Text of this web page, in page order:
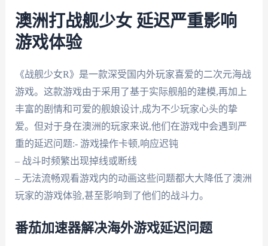
澳洲打战舰少女 延迟严重影响
游戏体验
《战舰少女R》是一款深受国内外玩家喜爱的二次元海战
游戏。这款游戏由于采用了基于实际舰船的建模,再加上
丰富的剧情和可爱的舰娘设计,成为不少玩家心头的挚
爱。但对于身在澳洲的玩家来说,他们在游戏中会遇到严
重的延迟问题:- 游戏操作卡顿,响应迟钝
– 战斗时频繁出现掉线或断线
– 无法流畅观看游戏内的动画这些问题都大大降低了澳洲
玩家的游戏体验,甚至影响到了他们的战斗力。
番茄加速器解决海外游戏延迟问题